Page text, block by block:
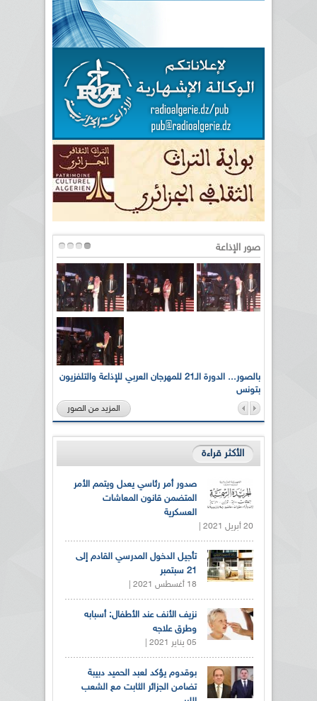
صور الإذاعة
بالصور... الدورة الـ21 للمهرجان العربي للإذاعة والتلفزيون
بتونس
المزيد من الصور
الأكثر قراءة
صدور أمر رئاسي يعدل ويتمم الأمر
المتضمن قانون المعاشات
العسكرية
20 أبريل 2021 |
تأجيل الدخول المدرسي القادم إلى
21 سبتمبر
18 أغسطس 2021 |
نزيف الأنف عند الأطفال: أسبابه
وطرق علاجه
05 يناير 2021 |
بوقدوم يؤكد لعبد الحميد دبيبة
تضامن الجزائر الثابت مع الشعب